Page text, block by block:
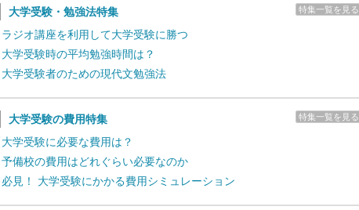
特集一覧を見る
大学受験・勉強法特集
ラジオ講座を利用して大学受験に勝つ
大学受験時の平均勉強時間は？
大学受験者のための現代文勉強法
特集一覧を見る
大学受験の費用特集
大学受験に必要な費用は？
予備校の費用はどれぐらい必要なのか
必見！ 大学受験にかかる費用シミュレーション